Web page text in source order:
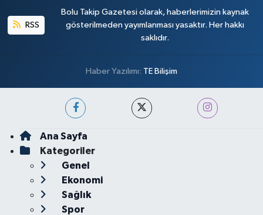
RSS
Bolu Takip Gazetesi olarak, haberlerimizin kaynak
gösterilmeden yayımlanması yasaktır. Her hakkı
saklıdır.
Haber Yazılımı: TE Bilişim
Ana Sayfa
Kategoriler
Genel
Ekonomi
Sağlık
Spor